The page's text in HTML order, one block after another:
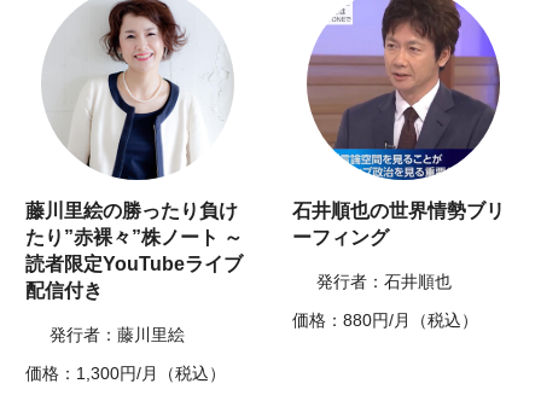
藤川里絵の勝ったり負け
たり”赤裸々”株ノート ～
読者限定YouTubeライブ
配信付き
発行者：藤川里絵
価格：1,300円/月（税込）
石井順也の世界情勢ブリ
ーフィング
発行者：石井順也
価格：880円/月（税込）